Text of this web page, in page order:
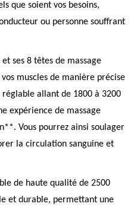
que soient vos besoins,
ou personne souffrant
ses 8 têtes de massage
muscles de manière précise
allant de 1800 à 3200
expérience de massage
Vous pourrez ainsi soulager
la circulation sanguine et
de haute qualité de 2500
et durable, permettant une